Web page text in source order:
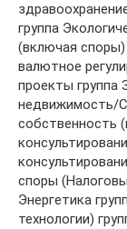
группа
(включая
валютное
проекты группа
недвижимость/
собственность
споры
Энергетика
технологии)